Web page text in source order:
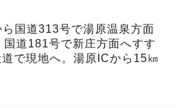
国道313号で湯原温泉方面
道181号で新庄方面へすす
で現地へ。湯原ICから15㎞